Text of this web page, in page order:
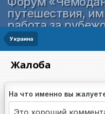
путешествия,
работа за
Украина
Жалоба
На что именно вы